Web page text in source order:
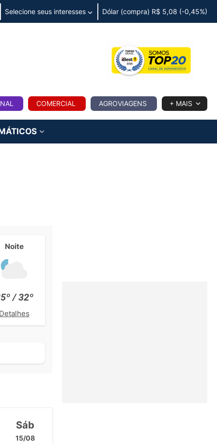
Selecione seus interesses Dólar (compra) R$ 5,08 (-0,45%)
COMERCIAL AGROVIAGENS + MAIS
Noite
/ 32º
Sáb
15/08